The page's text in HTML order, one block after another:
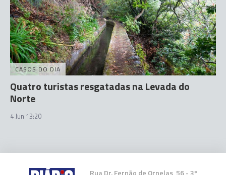
CASOS DO DIA
Quatro turistas resgatadas na Levada do
Norte
4 Jun 13:20
Rua Dr. Fernão de Ornelas, 56 - 3º